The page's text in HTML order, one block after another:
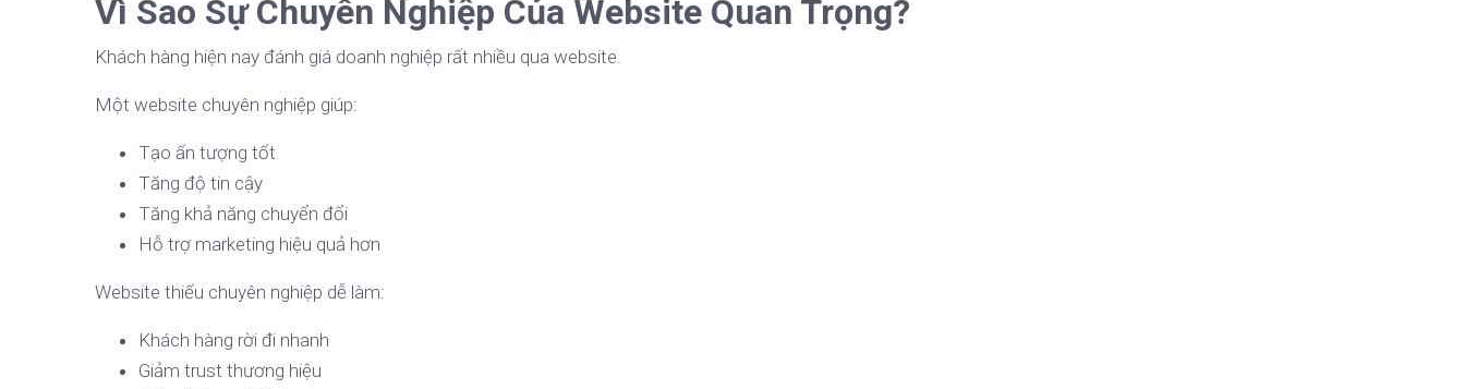
Vì Sao Sự Chuyên Nghiệp Của Website Quan Trọng?
Khách hàng hiện nay đánh giá doanh nghiệp rất nhiều qua website.
Một website chuyên nghiệp giúp:
Tạo ấn tượng tốt
Tăng độ tin cậy
Tăng khả năng chuyển đổi
Hỗ trợ marketing hiệu quả hơn
Website thiếu chuyên nghiệp dễ làm:
Khách hàng rời đi nhanh
Giảm trust thương hiệu